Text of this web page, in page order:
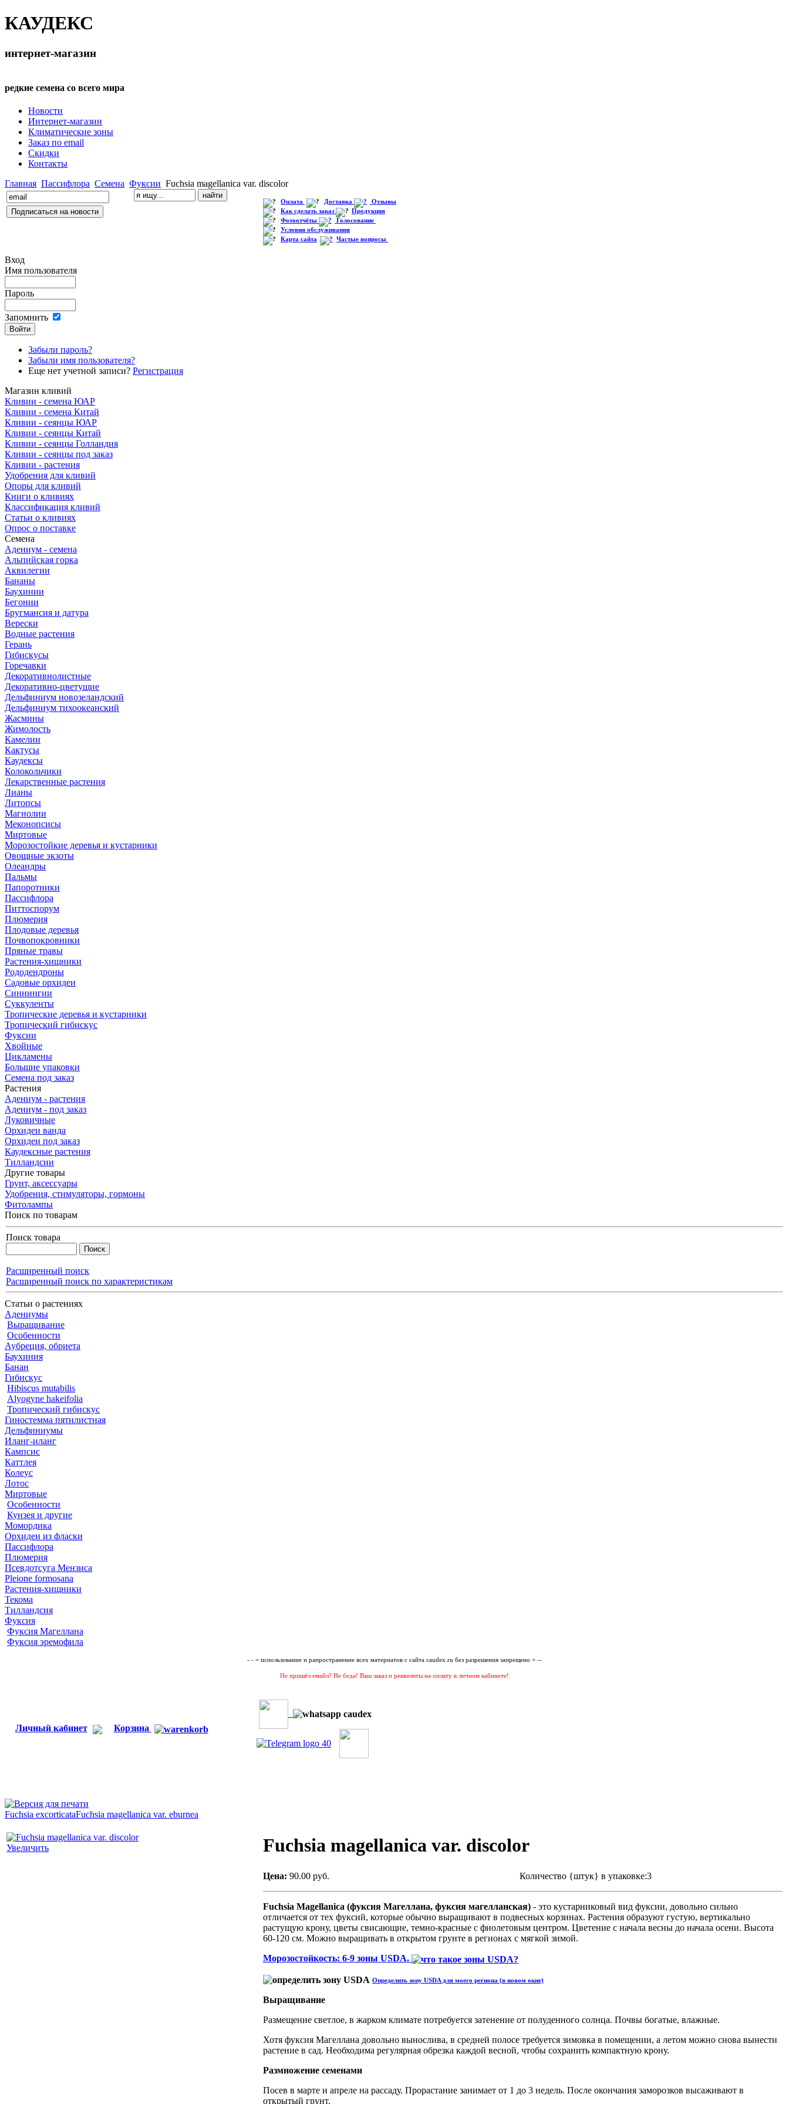
КАУДЕКС
интернет-магазин
редкие семена со всего мира
Новости
Интернет-магазин
Климатические зоны
Заказ по email
Скидки
Контакты
Главная Пассифлора Семена Фуксии Fuchsia magellanica var. discolor
Оплата Доставка
Отзывы
Как сделать заказ
Продукция
Фотоотчёты
Голосование
Условия обслуживания
Карта сайта
Частые вопросы
Вход
Имя пользователя
Пароль
Запомнить
Забыли пароль?
Забыли имя пользователя?
Еще нет учетной записи? Регистрация
Магазин кливий
Кливии - семена ЮАР
Кливии - семена Китай
Кливии - сеянцы ЮАР
Кливии - сеянцы Китай
Кливии - сеянцы Голландия
Кливии - сеянцы под заказ
Кливии - растения
Удобрения для кливий
Опоры для кливий
Книги о кливиях
Классификация кливий
Статьи о кливиях
Опрос о поставке
Семена
Адениум - семена
Альпийская горка
Аквилегии
Бананы
Баухинии
Бегонии
Бругмансия и датура
Верески
Водные растения
Герань
Гибискусы
Горечавки
Декоративнолистные
Декоративно-цветущие
Дельфиниум новозеландский
Дельфиниум тихоокеанский
Жасмины
Жимолость
Камелии
Кактусы
Каудексы
Колокольчики
Лекарственные растения
Лианы
Литопсы
Магнолии
Меконопсисы
Миртовые
Морозостойкие деревья и кустарники
Овощные экзоты
Олеандры
Пальмы
Папоротники
Пассифлора
Питтоспорум
Плюмерия
Плодовые деревья
Почвопокровники
Пряные травы
Растения-хищники
Рододендроны
Садовые орхидеи
Синнингии
Суккуленты
Тропические деревья и кустарники
Тропический гибискус
Фуксии
Хвойные
Цикламены
Большие упаковки
Семена под заказ
Растения
Адениум - растения
Адениум - под заказ
Луковичные
Орхидеи ванда
Орхидеи под заказ
Каудексные растения
Тилландсии
Другие товары
Грунт, аксессуары
Удобрения, стимуляторы, гормоны
Фитолампы
Поиск по товарам
Поиск товара
Расширенный поиск
Расширенный поиск по характеристикам
Статьи о растениях
Адениумы
Выращивание
Особенности
Аубреция, обриета
Баухиния
Банан
Гибискус
Hibiscus mutabilis
Alyogyne hakeifolia
Тропический гибискус
Гиностемма пятилистная
Дельфиниумы
Иланг-иланг
Кампсис
Каттлея
Колеус
Лотос
Миртовые
Особенности
Кунзея и другие
Момордика
Орхидеи из фласки
Пассифлора
Плюмерия
Псевдотсуга Мензиса
Pleione formosana
Растения-хищники
Текома
Тилландсия
Фуксия
Фуксия Магеллана
Фуксия эремофила
- - = использование и рапространение всех материатов с сайта caudex.ru без разрешения запрещено = --
Не пришёл емайл? Не беда! Ваш заказ и реквизиты на оплату в личном кабинете!
Личный кабинет Корзина
Fuchsia excorticataFuchsia magellanica var. eburnea
Увеличить Fuchsia magellanica var. discolor
Цена: 90.00 руб. Количество {штук} в упаковке:3
Fuchsia Magellanica (фуксия Магеллана, фуксия магелланская) - это кустарниковый вид фуксии, довольно сильно
отличается от тех фуксий, которые обычно выращивают в подвесных корзинах. Растения образуют густую, вертикально
растущую крону, цветы свисающие, темно-красные с фиолетовым центром. Цветение с начала весны до начала осени. Высота
60-120 см. Можно выращивать в открытом грунте в регионах с мягкой зимой.
Морозостойкость: 6-9 зоны USDA.
Определить зону USDA для моего региона (в новом окне)
Выращивание
Размещение светлое, в жарком климате потребуется затенение от полуденного солнца. Почвы богатые, влажные.
Хотя фуксия Магеллана довольно вынослива, в средней полосе требуется зимовка в помещении, а летом можно снова вынести
растение в сад. Необходима регулярная обрезка каждой весной, чтобы сохранить компактную крону.
Размножение семенами
Посев в марте и апреле на рассаду. Прорастание занимает от 1 до 3 недель. После окончания заморозков высаживают в
открытый грунт.